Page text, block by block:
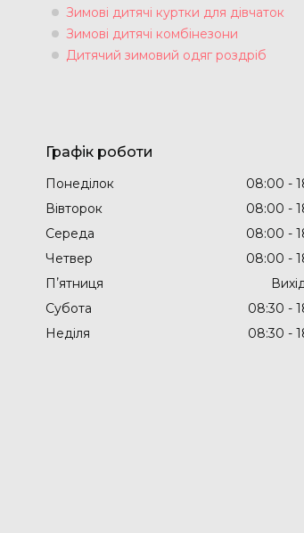
Зимові дитячі куртки для дівчаток
Зимові дитячі комбінезони
Дитячий зимовий одяг роздріб
Графік роботи
Понеділок 08:00
Вівторок
08:00
Середа
08:00
Четвер
08:00
Пʼятниця
Субота
08:30
Неділя
08:30